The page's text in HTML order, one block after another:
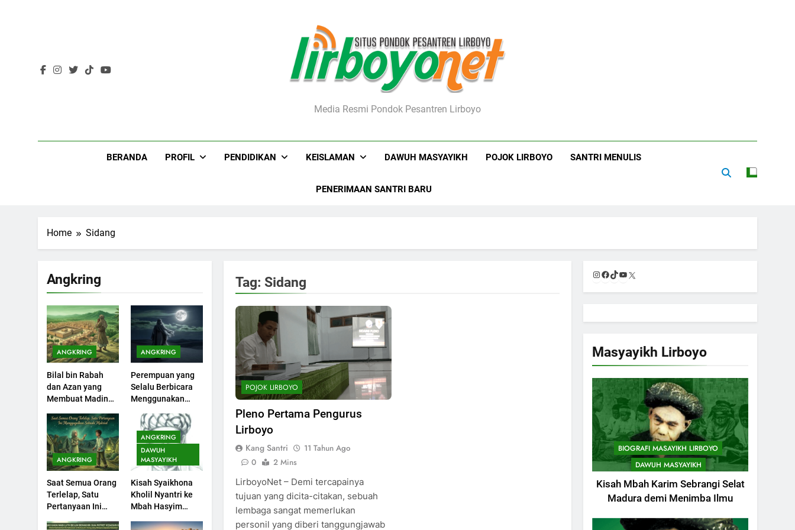
Lirboyo.netMedia Resmi Pondok Pesantren Lirboyo
BERANDA PROFIL PENDIDIKAN KEISLAMAN DAWUH MASYAYIKH POJOK LIRBOYO SANTRI MENULIS
PENERIMAAN SANTRI BARU
Home Sidang
Angkring
ANGKRING
Bilal bin Rabah
dan Azan yang
Membuat Madinah
ANGKRING
Perempuan yang
Selalu Berbicara
Menggunakan
ANGKRING
Saat Semua Orang
Terlelap, Satu
Pertanyaan Ini
ANGKRING
DAWUH
MASYAYIKH
Kisah Syaikhona
Kholil Nyantri ke
Mbah Hasyim
Khutbah Idul Fitri di
Rumah
KHUTBAH
201
Khutbah jumat:
Sejarah Seebagai
Pembangkit Jiwa
202
Khutbah Jumat :
Supaya Amal Bisa
Diterima
203
Khutbah Jumat:
Bulan Muharram
Tag: Sidang
POJOK LIRBOYO
Pleno Pertama Pengurus
Lirboyo
Kang Santri
11 Tahun Ago
0
2 Mins
LirboyoNet – Demi tercapainya
tujuan yang dicita-citakan, sebuah
lembaga sangat memerlukan
personil yang diberi tanggungjawab
Instagram
Facebook
TikTok
YouTube
Masyayikh Lirboyo
BIOGRAFI MASAYIKH LIRBOYO
DAWUH MASYAYIKH
Kisah Mbah Karim Sebrangi Selat
Madura demi Menimba Ilmu